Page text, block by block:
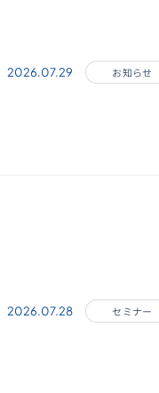
2026.07.29 お知らせ
2026.07.28 セミナー